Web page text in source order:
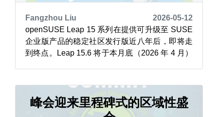
Fangzhou Liu
2026-05-12
openSUSE Leap 15 系列在提供可升级至 SUSE
企业版产品的稳定社区发行版近八年后，即将走
到终点。Leap 15.6 将于本月底（2026 年 4 月）
15 的旅程始于 2018 年 5 月 25 日，当时 15.0...
峰会迎来里程碑式的区域性盛